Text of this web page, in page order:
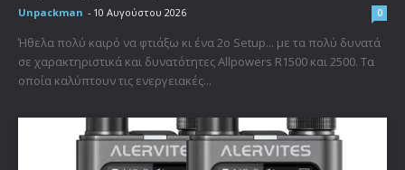
Unpackman - 10 Αυγούστου 2026 0
Ήθελα πολύ καιρό να φτιάξω κι ένα 2o Setup... με τα πολύ δυνατά
σε χαρακτηριστικά και δυνατότητες Allpowers R1500 και 2500. Τα
οποία καλύπτουν τις ενεργειακές...